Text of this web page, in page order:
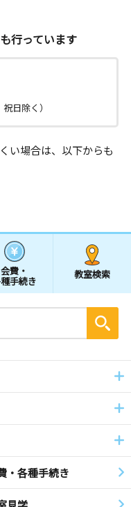
も行っています
日除く）
い場合は、以下からも
会費・
手続き
教室検索
・各種手続き